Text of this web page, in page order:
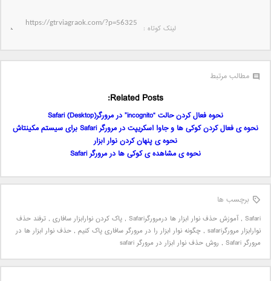
لینک کوتاه‌ :
مطالب مرتبط
Related Posts:
نحوه فعال کردن حالت “incognito” در مرورگر(Safari (Desktop
نحوه ی فعال کردن کوکی ها و جاوا اسکریپت در مرورگر Safari برای سیستم مکینتاش
نحوه ی پنهان کردن نوار ابزار
نحوه ی مشاهده ی کوکی ها در مرورگر Safari
برچسب ها
Safari
,آموزش حذف نوار ابزار ها درمرورگرSafari , پاک کردن نوارابزار سافاری , ترفند حذف
نوارابزار مرورگرsafari
, چگونه نوار ابزار را در مرورگر سافاری پاک کنیم , حذف نوار ابزار ها در
مرورگر Safari
, روش حذف نوار ابزار در مرورگر safari